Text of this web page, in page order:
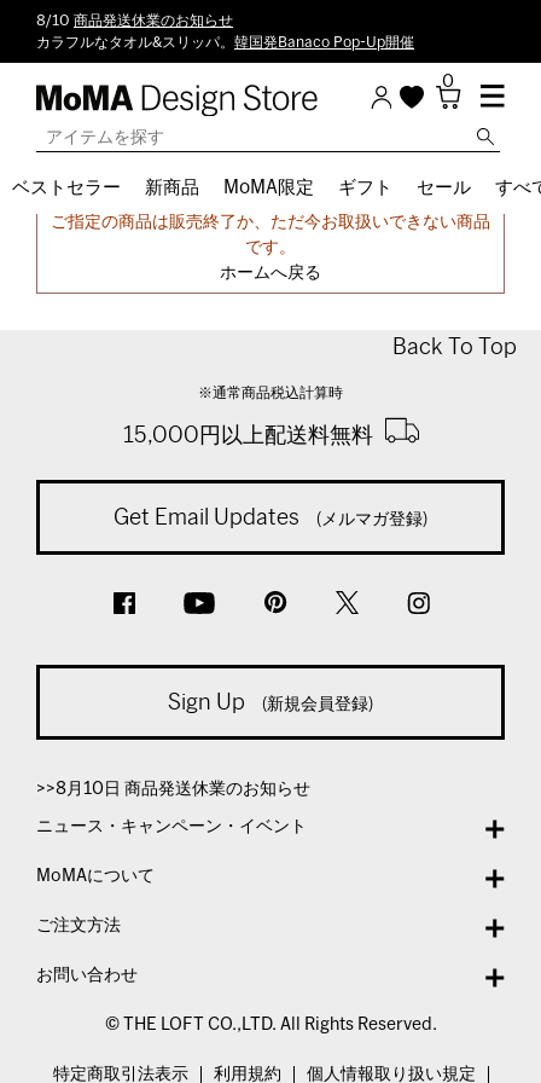
8/10 商品発送休業のお知らせ
カラフルなタオル&スリッパ。 韓国発Banaco Pop-Up開催
0
ベストセラー 新商品 MoMA限定 ギフト セール すべ
申し訳ございません。
ご指定の商品は販売終了か、ただ今お取扱いできない商品
です。
ホームへ戻る
Back To Top
※通常商品税込計算時
15,000円以上配送料無料
Get Email Updates (メルマガ登録)
Sign Up (新規会員登録)
>>8月10日 商品発送休業のお知らせ
ニュース・キャンペーン・イベント
MoMAについて
ご注文方法
お問い合わせ
© THE LOFT CO.,LTD. All Rights Reserved.
特定商取引法表示 利用規約 個人情報取り扱い規定